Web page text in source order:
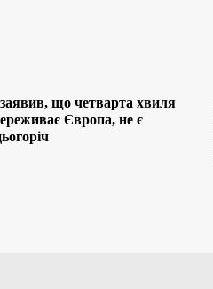
що четварта хвиля
Європа, не є